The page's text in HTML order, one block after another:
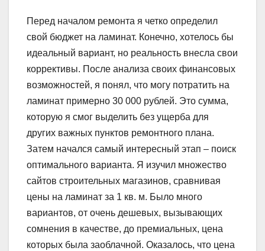
Перед началом ремонта я четко определил
свой бюджет на ламинат. Конечно, хотелось бы
идеальный вариант, но реальность внесла свои
коррективы. После анализа своих финансовых
возможностей, я понял, что могу потратить на
ламинат примерно 30 000 рублей. Это сумма,
которую я смог выделить без ущерба для
других важных пунктов ремонтного плана.
Затем начался самый интересный этап – поиск
оптимального варианта. Я изучил множество
сайтов строительных магазинов, сравнивая
цены на ламинат за 1 кв. м. Было много
вариантов, от очень дешевых, вызывающих
сомнения в качестве, до премиальных, цена
которых была заоблачной. Оказалось, что цена